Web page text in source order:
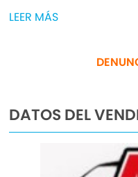
MANTENIMIENTO.
INFORMACION Y
CITROEN C3 BlueHDi
año 2020 con 99
Manual y 5 puertas.
LEER MÁS
DATOS DEL